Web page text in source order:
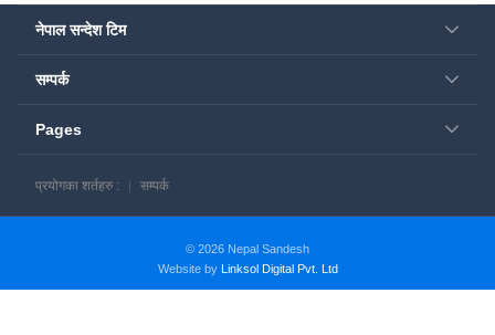
नेपाल सन्देश टिम
सम्पर्क
Pages
प्रयोगका शर्तहरु : सम्पर्क
© 2026 Nepal Sandesh
Website by Linksol Digital Pvt. Ltd